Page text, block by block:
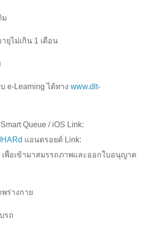
ม
ยุไม่เกิน 1 เดือน
e-Learningได้ทาง www.dlt-
Queue / iOS Link:
แอนดรอยด์ Link:
เพื่อเข้ามาสมรรถภาพและออกใบอนุญาต
ร่างกาย
รถ